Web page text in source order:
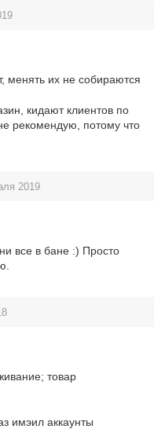
менять их не собираются
кидают клиентов по
рекомендую, потому что
2019
все в бане :) Просто
товар
имэил аккаунты